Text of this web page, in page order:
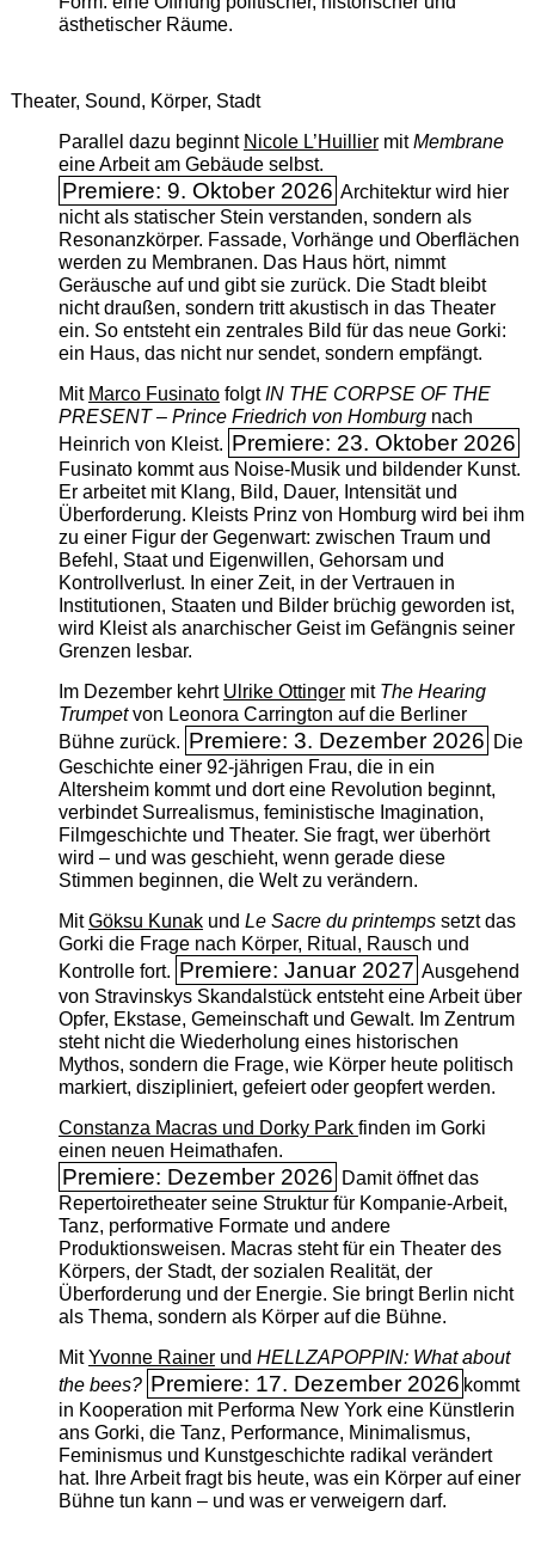
ästhetischer Räume.
Theater, Sound, Körper, Stadt
Parallel dazu beginnt Nicole L’Huilliermit ­Membrane
eine Arbeit am Gebäude selbst.
Premiere: 9. Oktober 2026 Architektur wird hier
nicht als statischer Stein verstanden, sondern als
Resonanzkörper. Fassade, Vorhänge und Oberflächen
werden zu Membranen. Das Haus hört, nimmt
Geräusche auf und gibt sie zurück. Die Stadt bleibt
nicht draußen, sondern tritt akustisch in das Theater
ein. So entsteht ein zentrales Bild für das neue Gorki:
ein Haus, das nicht nur sendet, sondern empfängt.
Mit Marco FusinatofolgtIN THE CORPSE OF THE
PRESENT – Prince Friedrich von Homburgnach
Heinrich von Kleist. Premiere: 23. Oktober 2026
Fusinato kommt aus Noise-Musik und bildender Kunst.
Er arbeitet mit Klang, Bild, Dauer, Intensität und
Überforderung. Kleists Prinz von Homburg wird bei ihm
zu einer Figur der Gegenwart: zwischen Traum und
Befehl, Staat und Eigenwillen, Gehorsam und
Kontrollverlust. In einer Zeit, in der Vertrauen in
Institutionen, Staaten und Bilder brüchig geworden ist,
wird Kleist als anarchischer Geist im Gefängnis seiner
Grenzen lesbar.
Im Dezember kehrt Ulrike Ottingermit The ­Hearing
Trumpetvon Leonora Carrington auf die Berliner
Bühne zurück. Premiere: 3. Dezember 2026 Die
Geschichte einer 92-jährigen Frau, die in ein
Altersheim kommt und dort eine Revolution beginnt,
verbindet Surrealismus, feministische Imagination,
Filmgeschichte und Theater. Sie fragt, wer überhört
wird – und was geschieht, wenn gerade diese
Stimmen beginnen, die Welt zu verändern.
MitGöksu Kunakund Le Sacre du printempssetzt das
Gorki die Frage nach Körper, Ritual, Rausch und
Kontrolle fort. Premiere: Januar 2027 Ausgehend
von Stravinskys Skandalstück entsteht eine Arbeit über
Opfer, Ekstase, Gemeinschaft und Gewalt. Im Zentrum
steht nicht die Wiederholung eines historischen
Mythos, sondern die Frage, wie Körper heute politisch
markiert, diszipliniert, gefeiert oder geopfert werden.
Constanza Macras und Dorky Park finden im Gorki
einen neuen Heimathafen.
Premiere: Dezember 2026 Damit öffnet das
Repertoiretheater seine Struktur für Kompanie-Arbeit,
Tanz, performative Formate und andere
Produktionsweisen. Macras steht für ein Theater des
Körpers, der Stadt, der sozialen Realität, der
Überforderung und der Energie. Sie bringt Berlin nicht
als Thema, sondern als Körper auf die Bühne.
MitYvonne Rainerund HELLZAPOPPIN: What about
the bees? Premiere: 17. Dezember 2026 kommt
in Kooperation mit Performa New York eine Künstlerin
ans Gorki, die Tanz, Performance, Minimalismus,
Feminismus und Kunstgeschichte radikal verändert
hat. Ihre Arbeit fragt bis heute, was ein Körper auf einer
Bühne tun kann – und was er verweigern darf.